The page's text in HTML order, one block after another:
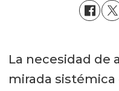
La necesidad de
mirada